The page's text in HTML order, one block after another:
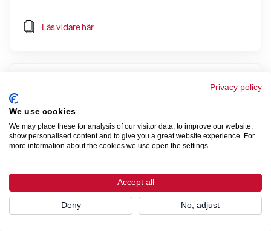
Läs vidare här
Produktblad Glidskydd par för plåttak
Läs vidare här
Produktblad / Monteringsanvisning
Glidskydd
Privacy policy
We use cookies
We may place these for analysis of our visitor data, to improve our website,
show personalised content and to give you a great website experience. For
more information about the cookies we use open the settings.
Accept all
Deny No, adjust